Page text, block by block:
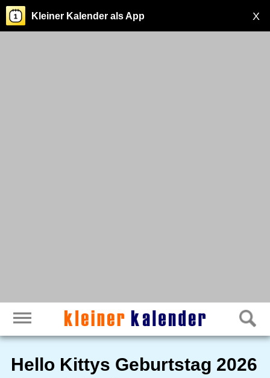
X
Kleiner Kalender als App
Hello Kittys Geburtstag 2026